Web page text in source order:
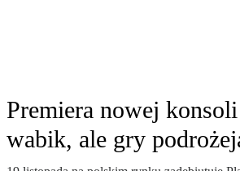
Premiera nowej
wabik, ale gry